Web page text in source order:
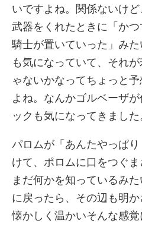
いですよね。関係ないけ
武器をくれたときに「か
騎士が置いていった」み
も気になっていて、それ
ゃないかなってちょっと
よね。なんかゴルベーザ
ックも気になってきました
パロムが「あんたやっぱ
けて、ポロムに口をつぐ
まだ何かを知っているみ
に戻ったら、その辺も明
懐かしく温かいそんな感